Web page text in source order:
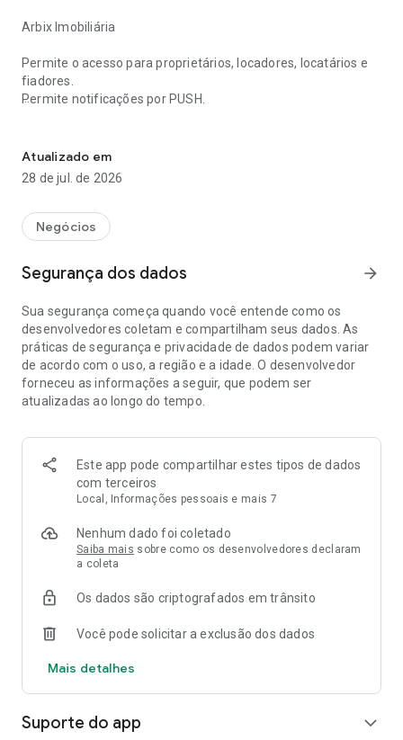
Arbix Imobiliária
Permite o acesso para proprietários, locadores, locatários e
fiadores.
Permite notificações por PUSH.
Acesso aos documentos, ocorrências, ações comerciais,
alterações cadastrais, criar promoções para seus imóveis,
informe de rendimento, prestação de contas dentre outros.
Para os locadores
Acesso ao analítico do aluguel, extrato, ocorrências,
dentre outros.
Para os locatários
Acesso ao analítico do aluguel, boleto, documentos,
ocorrências, alterações cadastrais dentre outros.
Para os fiadores
Acesso ao analítico do aluguel, boleto, documentos,
Atualizado em
28 de jul. de 2026
Negócios
Segurança dos dados arrow_forward
Sua segurança começa quando você entende como os
desenvolvedores coletam e compartilham seus dados. As
práticas de segurança e privacidade de dados podem variar
de acordo com o uso, a região e a idade. O desenvolvedor
forneceu as informações a seguir, que podem ser
atualizadas ao longo do tempo.
Este app pode compartilhar estes tipos de dados
com terceiros
Local, Informações pessoais e mais 7
Nenhum dado foi coletado
Saiba mais sobre como os desenvolvedores declaram
a coleta
Os dados são criptografados em trânsito
Você pode solicitar a exclusão dos dados
Mais detalhes
Suporte do app expand_more